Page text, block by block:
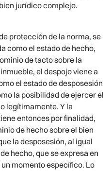
jurídico complejo.
protección de la norma, se
como el estado de hecho,
de tacto sobre la
el despojo viene a
el estado de desposesión
la posibilidad de ejercer el
legítimamente. Y la
entonces por finalidad,
de hecho sobre el bien
la desposesión, al igual
hecho, que se expresa en
momento específico. Lo